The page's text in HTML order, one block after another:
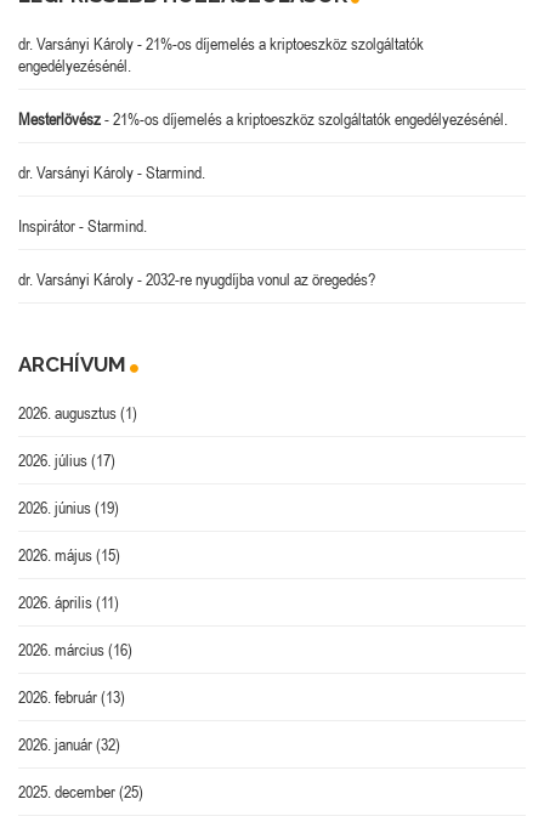
dr. Varsányi Károly-21%-os díjemelés a kriptoeszköz szolgáltatók
engedélyezésénél.
Mesterlövész-21%-os díjemelés a kriptoeszköz szolgáltatók engedélyezésénél.
dr. Varsányi Károly-Starmind.
Inspirátor-Starmind.
dr. Varsányi Károly-2032-re nyugdíjba vonul az öregedés?
ARCHÍVUM
2026. augusztus(1)
2026. július(17)
2026. június(19)
2026. május(15)
2026. április(11)
2026. március(16)
2026. február(13)
2026. január(32)
2025. december(25)